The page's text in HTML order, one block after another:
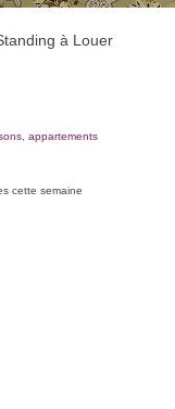
à Louer
appartements
cette semaine